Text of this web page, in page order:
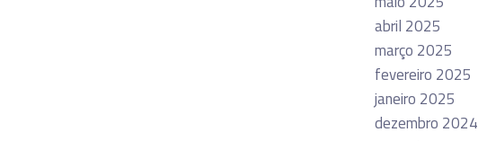
abril 2025
março 2025
fevereiro 2025
janeiro 2025
dezembro 2024